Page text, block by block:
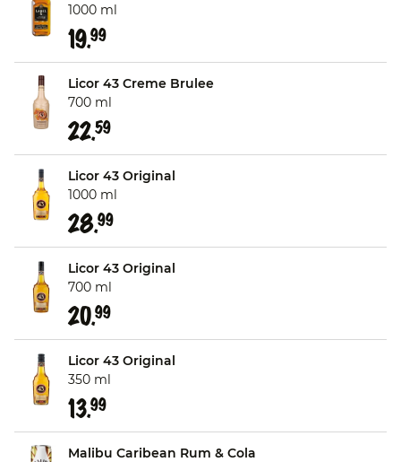
1000 ml
19.99
Licor 43 Creme Brulee
700 ml
22.59
Licor 43 Original
1000 ml
28.99
Licor 43 Original
700 ml
20.99
Licor 43 Original
350 ml
13.99
Malibu Caribean Rum & Cola